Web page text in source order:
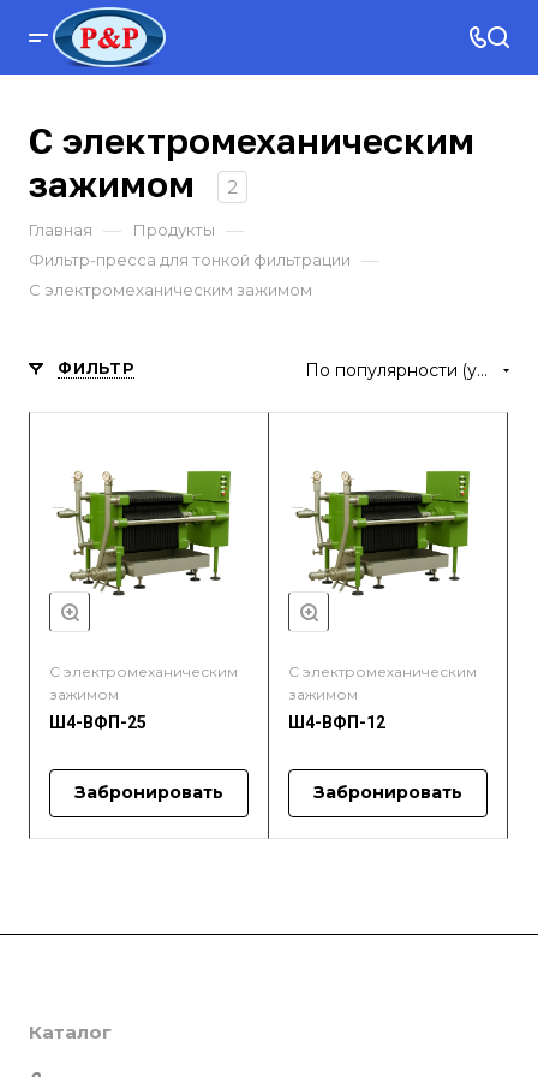
С электромеханическим
зажимом
2
Главная — Продукты —
Фильтр-пресса для тонкой фильтрации —
С электромеханическим зажимом
ФИЛЬТР По популярности (убывание)
С электромеханическим
зажимом
Ш4-ВФП-25
Забронировать
С электромеханическим
зажимом
Ш4-ВФП-12
Забронировать
О компании
Каталог